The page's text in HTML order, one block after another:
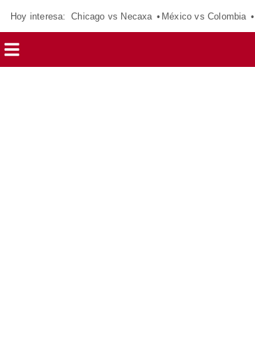
Hoy interesa: Chicago vs Necaxa México vs Colombia